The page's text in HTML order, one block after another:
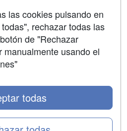
Formazion Web, S.L. - Calle
Madrid Tel: 91 533 70 78
las cookies pulsando en
rechazar todas las
de "Rechazar
manualmente usando el
todas